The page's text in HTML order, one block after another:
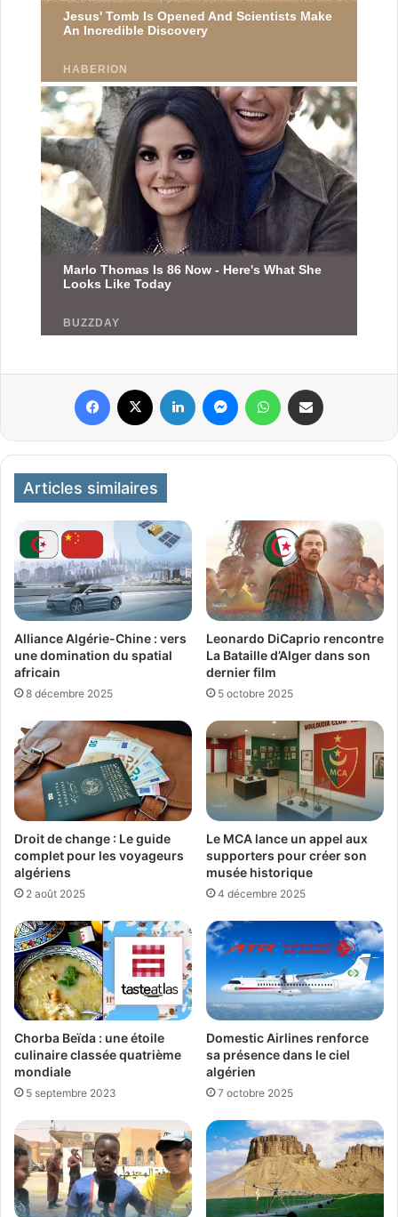
Articles similaires
Alliance Algérie-Chine : vers
une domination du spatial
africain
8 décembre 2025
Leonardo DiCaprio rencontre
La Bataille d’Alger dans son
dernier film
5 octobre 2025
Droit de change : Le guide
complet pour les voyageurs
algériens
2 août 2025
Le MCA lance un appel aux
supporters pour créer son
musée historique
4 décembre 2025
Chorba Beïda : une étoile
culinaire classée quatrième
mondiale
5 septembre 2023
Domestic Airlines renforce
sa présence dans le ciel
algérien
7 octobre 2025